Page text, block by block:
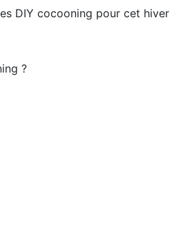
DIY cocooning pour cet hiver
?